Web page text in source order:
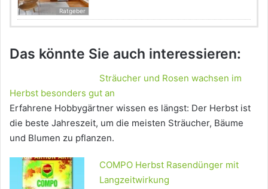
Ratgeber
Das könnte Sie auch interessieren:
Sträucher und Rosen wachsen im
Herbst besonders gut an
Erfahrene Hobbygärtner wissen es längst: Der Herbst ist
die beste Jahreszeit, um die meisten Sträucher, Bäume
und Blumen zu pflanzen.
COMPO Herbst Rasendünger mit
Langzeitwirkung